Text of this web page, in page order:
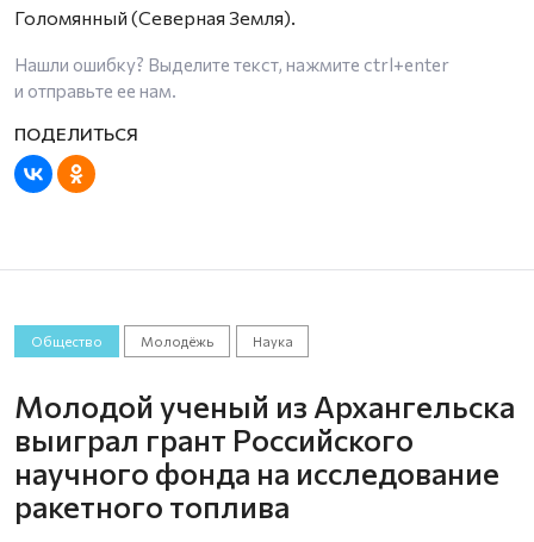
Голомянный (Северная Земля).
Нашли ошибку? Выделите текст, нажмите ctrl+enter
и отправьте ее нам.
Общество Молодёжь Наука
Молодой ученый из Архангельска
выиграл грант Российского
научного фонда на исследование
ракетного топлива